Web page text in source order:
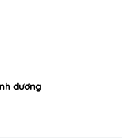
dương